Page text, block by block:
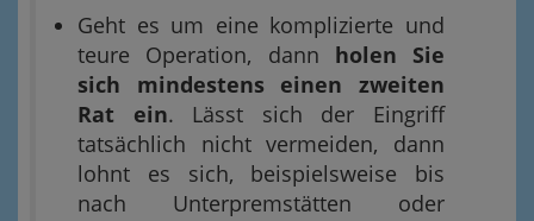
Geht es um eine komplizierte und
teure Operation, dann holen Sie
sich mindestens einen zweiten
Rat ein. Lässt sich der Eingriff
tatsächlich nicht vermeiden, dann
lohnt es sich, beispielsweise bis
nach Unterpremstätten oder